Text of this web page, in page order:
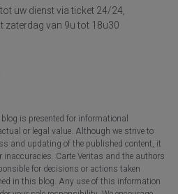
uw dienst via ticket 24/24,
van 9u tot 18u30
is presented for informational
or legal value. Although we strive to
and updating of the published content, it
Carte Veritas and the authors
for decisions or actions taken
in this blog. Any use of this information